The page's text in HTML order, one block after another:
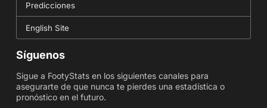
Predicciones
English Site
Síguenos
Sigue a FootyStats en los siguientes canales para
asegurarte de que nunca te pierdes una estadística o
pronóstico en el futuro.